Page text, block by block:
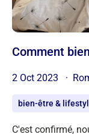
Comment
2 Oct 2023
bien-être &
C'est confirmé,